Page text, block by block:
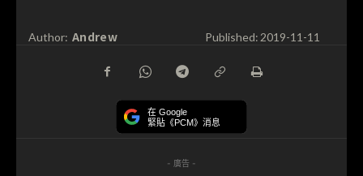
Author: Andrew Published:2019-11-11
在 Google
緊貼《PCM》消息
- 廣告 -